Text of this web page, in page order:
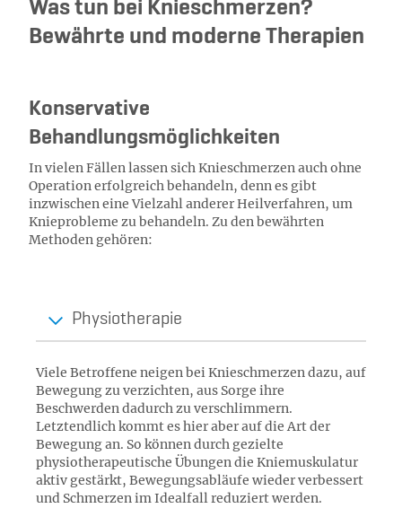
Was tun bei Knieschmerzen?
Bewährte und moderne Therapien
Konservative
Behandlungsmöglichkeiten
In vielen Fällen lassen sich Knieschmerzen auch ohne
Operation erfolgreich behandeln, denn es gibt
inzwischen eine Vielzahl anderer Heilverfahren, um
Knieprobleme zu behandeln. Zu den bewährten
Methoden gehören:
Physiotherapie
Viele Betroffene neigen bei Knieschmerzen dazu, auf
Bewegung zu verzichten, aus Sorge ihre
Beschwerden dadurch zu verschlimmern.
Letztendlich kommt es hier aber auf die Art der
Bewegung an. So können durch gezielte
physiotherapeutische Übungen die Kniemuskulatur
aktiv gestärkt, Bewegungsabläufe wieder verbessert
und Schmerzen im Idealfall reduziert werden.